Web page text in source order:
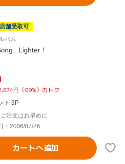
店舗受取可
バム
！
円（89%）おトク
ト 3P
ご注文はお早めに
：2006/07/26
カートへ追加